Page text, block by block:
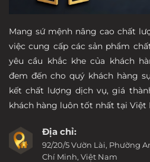
Mang sứ mệnh nâng cao chất
việc cung cấp các sản phẩm
yêu cầu khắc khe của khách
đem đến cho quý khách hàng
kết chất lượng dịch vụ, giá
khách hàng luôn tốt nhất tại Việt
Địa chỉ:
92/20/5 Vườn Lài, Phường
Chí Minh, Việt Nam